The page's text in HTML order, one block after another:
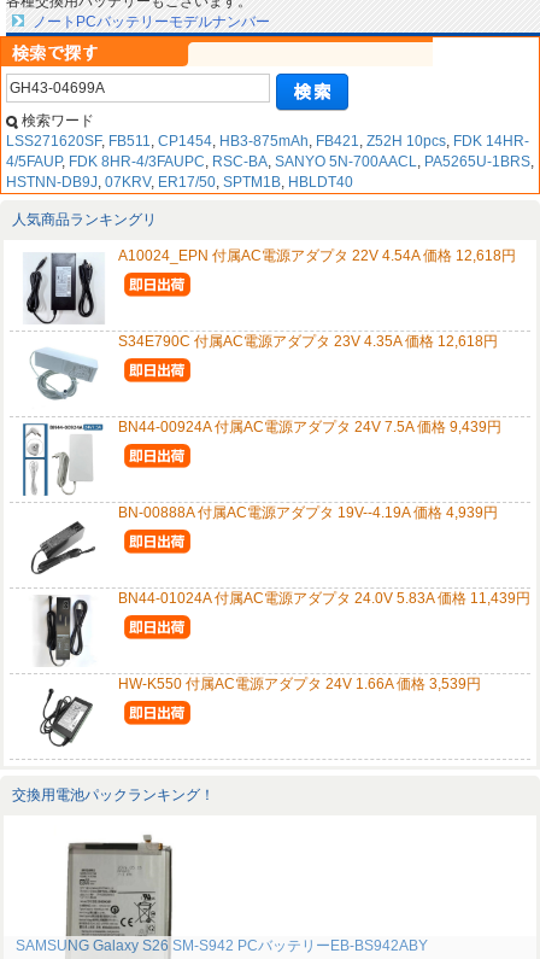
ノートPCバッテリーモデルナンバー
検索ワード
LSS271620SF, FB511, CP1454, HB3-875mAh, FB421, Z52H 10pcs, FDK 14HR-
4/5FAUP, FDK 8HR-4/3FAUPC, RSC-BA, SANYO 5N-700AACL, PA5265U-1BRS,
HSTNN-DB9J, 07KRV, ER17/50, SPTM1B, HBLDT40
人気商品ランキングリ
A10024_EPN 付属AC電源アダプタ 22V 4.54A 価格 12,618円
S34E790C 付属AC電源アダプタ 23V 4.35A 価格 12,618円
BN44-00924A 付属AC電源アダプタ 24V 7.5A 価格 9,439円
BN-00888A 付属AC電源アダプタ 19V--4.19A 価格 4,939円
BN44-01024A 付属AC電源アダプタ 24.0V 5.83A 価格 11,439円
HW-K550 付属AC電源アダプタ 24V 1.66A 価格 3,539円
交換用電池パックランキング！
SAMSUNG Galaxy S26 SM-S942 PCバッテリーEB-BS942ABY